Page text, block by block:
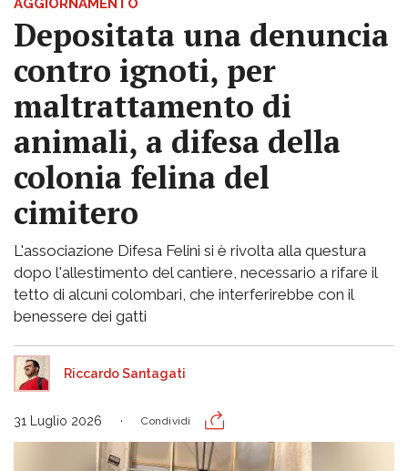
AGGIORNAMENTO
Depositata una denuncia
contro ignoti, per
maltrattamento di
animali, a difesa della
colonia felina del
cimitero
L'associazione Difesa Felini si è rivolta alla questura
dopo l'allestimento del cantiere, necessario a rifare il
tetto di alcuni colombari, che interferirebbe con il
benessere dei gatti
Riccardo Santagati
31 Luglio 2026 Condividi